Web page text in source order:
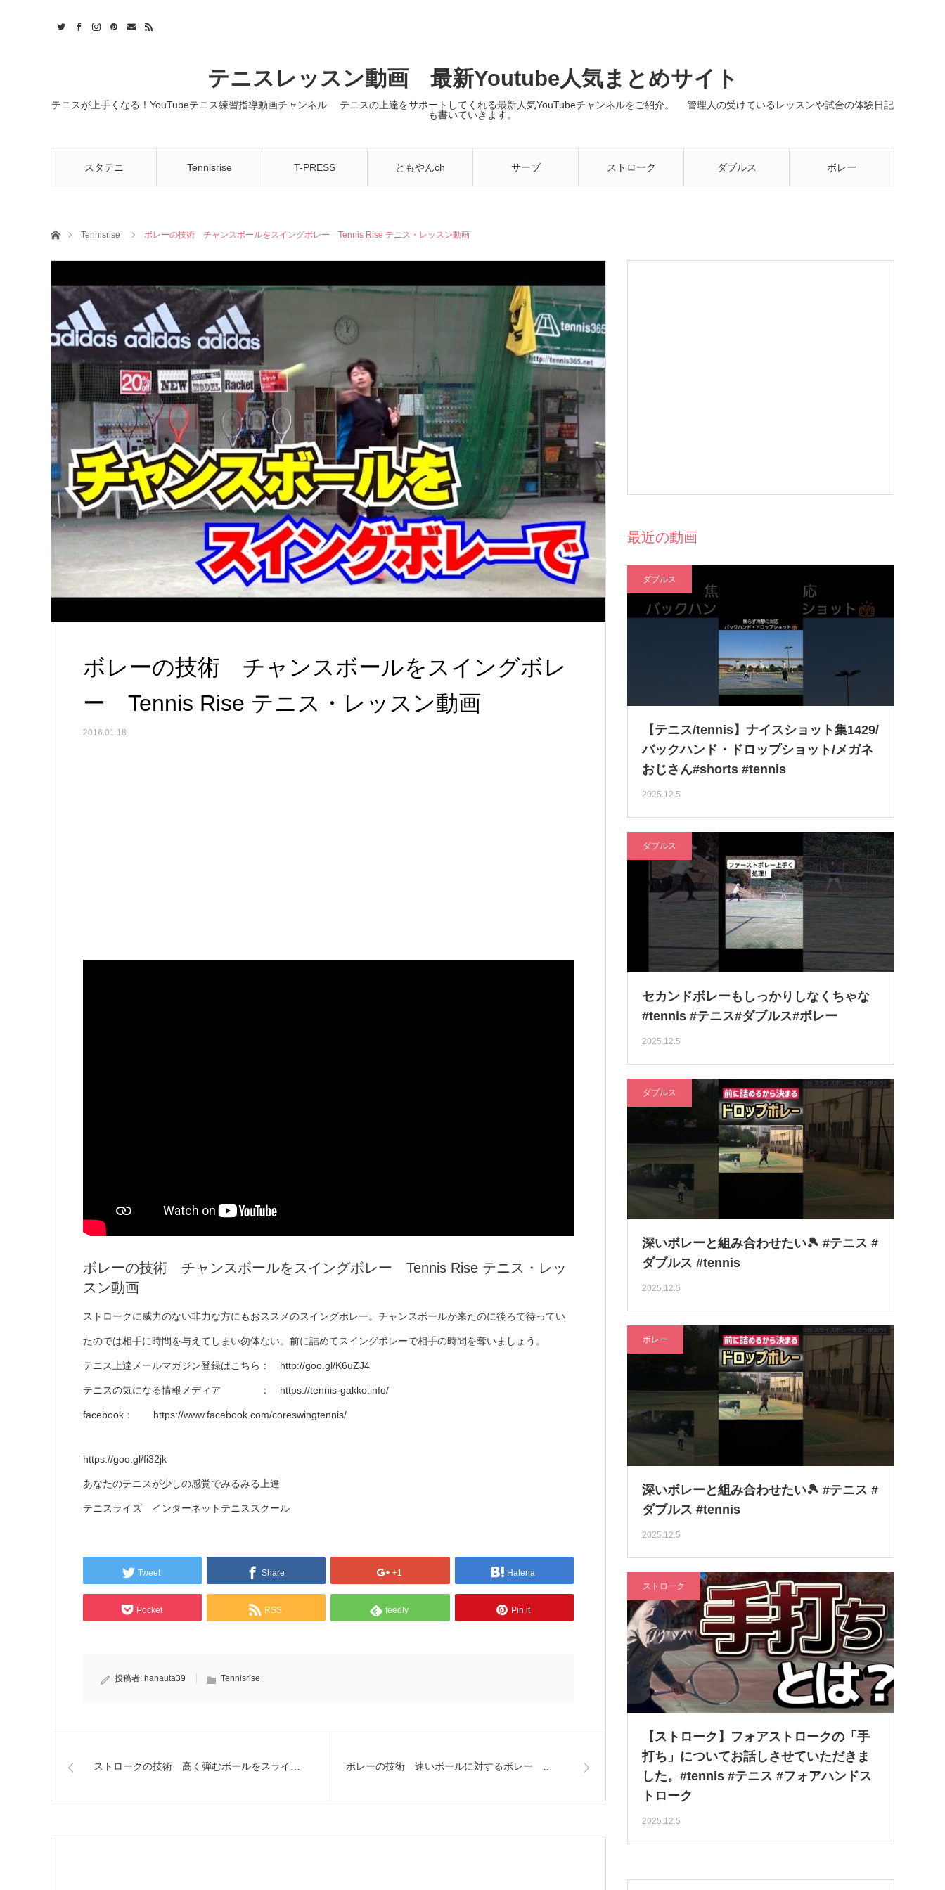
テニスレッスン動画 最新Youtube人気まとめサイト
テニスが上手くなる！YouTubeテニス練習指導動画チャンネル テニスの上達をサポートしてくれる最新人気YouTubeチャンネルをご紹介。 管理人の受けているレッスンや試合の体験日記
も書いていきます。
スタテニ Tennisrise T-PRESS ともやんch サーブ ストローク ダブルス ボレー
ホームTennisrise ボレーの技術 チャンスボールをスイングボレー Tennis Rise テニス・レッスン動画
ボレーの技術 チャンスボールをスイングボレ
ー Tennis Rise テニス・レッスン動画
2016.01.18
ボレーの技術 チャンスボールをスイングボレー Tennis Rise テニス・レッ
スン動画
ストロークに威力のない非力な方にもおススメのスイングボレー。チャンスボールが来たのに後ろで待ってい
たのでは相手に時間を与えてしまい勿体ない。前に詰めてスイングボレーで相手の時間を奪いましょう。
テニス上達メールマガジン登録はこちら： http://goo.gl/K6uZJ4
テニスの気になる情報メディア ： https://tennis-gakko.info/
facebook： https://www.facebook.com/coreswingtennis/
https://goo.gl/fi32jk
あなたのテニスが少しの感覚でみるみる上達
テニスライズ インターネットテニススクール
Tweet Share +1 Hatena
Pocket RSS feedly Pin it
投稿者: hanauta39 Tennisrise
ストロークの技術 高く弾むボールをスライ… ボレーの技術 速いボールに対するボレー …
最近の動画
ダブルス
【テニス/tennis】ナイスショット集1429/
バックハンド・ドロップショット/メガネ
おじさん#shorts #tennis
2025.12.5
ダブルス
セカンドボレーもしっかりしなくちゃな
#tennis #テニス#ダブルス#ボレー
2025.12.5
ダブルス
深いボレーと組み合わせたい🎾 #テニス #
ダブルス #tennis
2025.12.5
ボレー
深いボレーと組み合わせたい🎾 #テニス #
ダブルス #tennis
2025.12.5
ストローク
【ストローク】フォアストロークの「手
打ち」についてお話しさせていただきま
した。#tennis #テニス #フォアハンドス
トローク
2025.12.5